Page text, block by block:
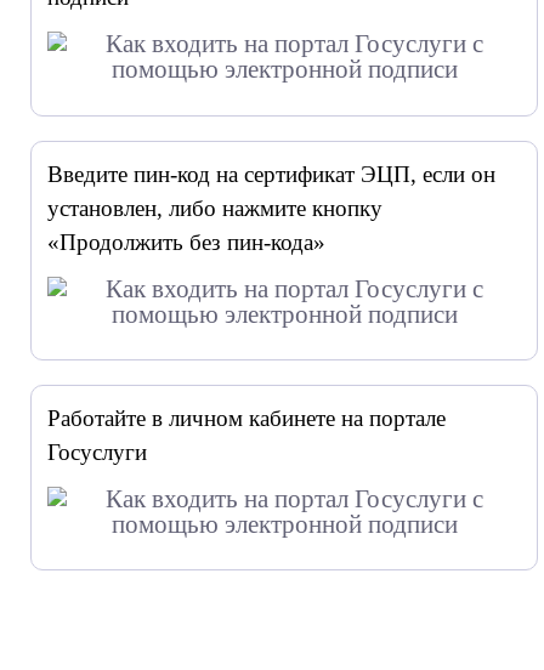
Введите пин-код на сертификат ЭЦП, если он
установлен, либо нажмите кнопку
«Продолжить без пин-кода»
Работайте в личном кабинете на портале
Госуслуги